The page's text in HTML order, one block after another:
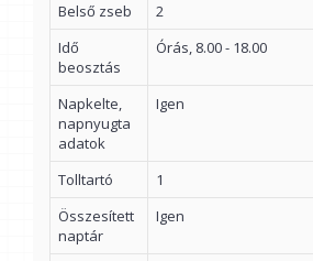
Belső zseb
2
Idő
beosztás
Órás, 8.00 - 18.00
Napkelte,
napnyugta
adatok
Igen
Tolltartó
1
Összesített
naptár
Igen